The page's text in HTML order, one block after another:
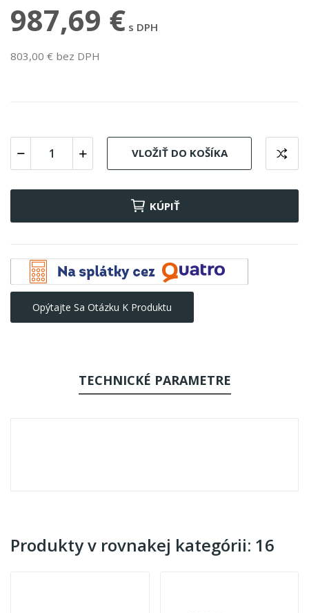
987,69 € s DPH
803,00 € bez DPH
VLOŽIŤ DO KOŠÍKA
KÚPIŤ
Opýtajte Sa Otázku K Produktu
TECHNICKÉ PARAMETRE
Produkty v rovnakej kategórii: 16